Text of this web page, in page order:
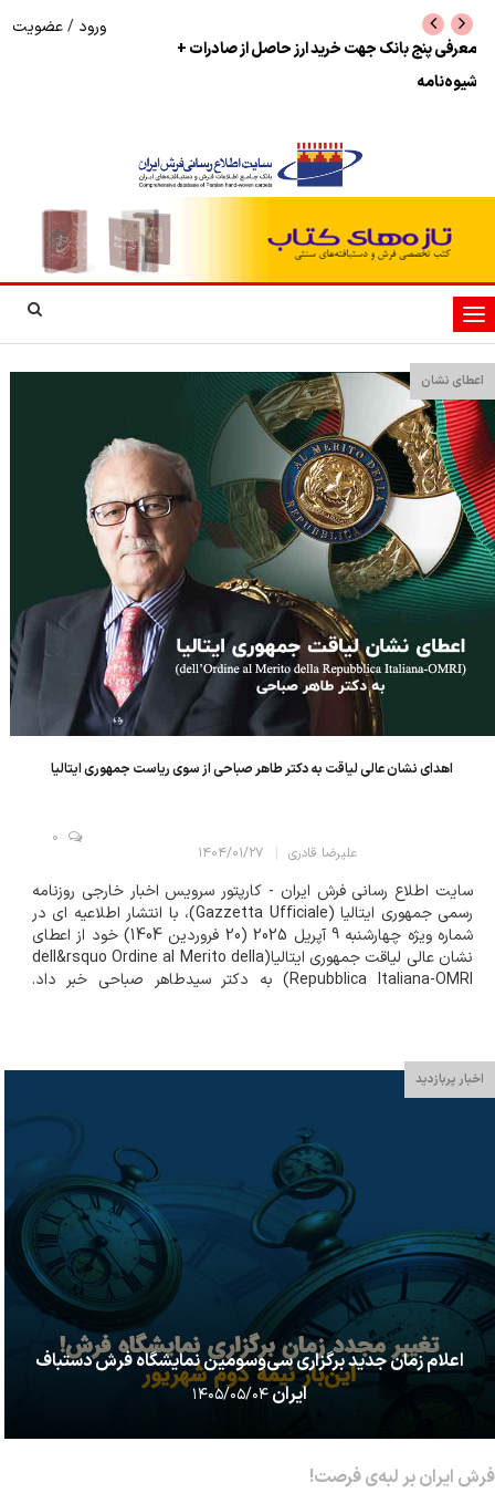
نرخ بازگشت ارز حاصل از صادرات + تکمیلی
ورود /عضویت
تغییر
وضعیت
ناوبری
اعطای نشان
اهدای نشان عالی لیاقت به دکتر طاهر صباحی از سوی ریاست جمهوری ایتالیا
علیرضا قادری ۱۴۰۴/۰۱/۲۷
0
سایت اطلاع رسانی فرش ایران - کارپتور سرویس اخبار خارجی روزنامه
رسمی جمهوری ایتالیا (Gazzetta Ufficiale)، با انتشار اطلاعیه ای در
شماره ویژه چهارشنبه 9 آپریل 2025 (20 فروردین 1404) خود از اعطای
نشان عالی لیاقت جمهوری ایتالیا(dell&rsquo Ordine al Merito della
Repubblica Italiana-OMRI) به دکتر سیدطاهر صباحی خبر داد.
اخبار پربازدید
اعلام زمان جدید برگزاری سی‌وسومین نمایشگاه فرش دستباف
ایران۱۴۰۵/۰۵/۰۴
فرش ایران بر لبه‌ی فرصت!